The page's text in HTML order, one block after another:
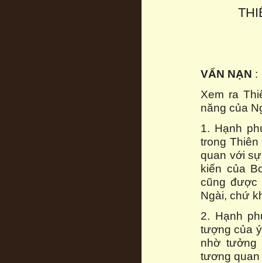
VẤN NẠN :
Xem ra
năng của
1. Hạnh
trong
quan với
kiến của
cũng được
Ngài, chứ
2. Hạnh
tượng của
nhờ tưởng
tương quan